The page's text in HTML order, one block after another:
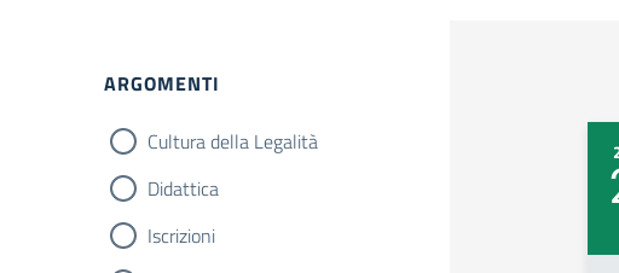
ARGOMENTI
Cultura della Legalità
Didattica
Iscrizioni